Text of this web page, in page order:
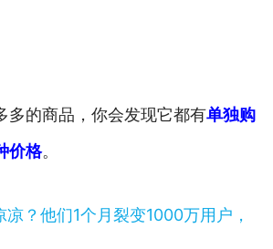
多的商品，你会发现它都有单独购
价格。